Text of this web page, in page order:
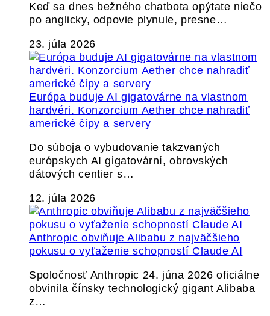
Keď sa dnes bežného chatbota opýtate niečo
po anglicky, odpovie plynule, presne…
23. júla 2026
Európa buduje AI gigatovárne na vlastnom
hardvéri. Konzorcium Aether chce nahradiť
americké čipy a servery
Do súboja o vybudovanie takzvaných
európskych AI gigatovární, obrovských
dátových centier s…
12. júla 2026
Anthropic obviňuje Alibabu z najväčšieho
pokusu o vyťaženie schopností Claude AI
Spoločnosť Anthropic 24. júna 2026 oficiálne
obvinila čínsky technologický gigant Alibaba
z…